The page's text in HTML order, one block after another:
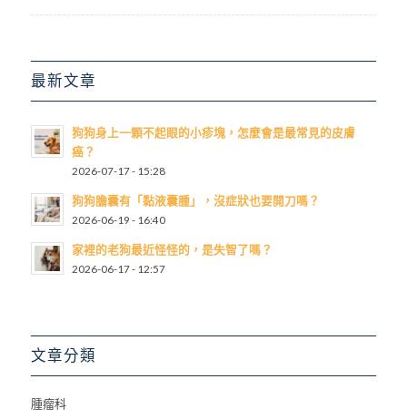
最新文章
狗狗身上一顆不起眼的小疹塊，怎麼會是最常見的皮膚
癌？
2026-07-17 - 15:28
狗狗膽囊有「黏液囊腫」，沒症狀也要開刀嗎？
2026-06-19 - 16:40
家裡的老狗最近怪怪的，是失智了嗎？
2026-06-17 - 12:57
文章分類
腫瘤科